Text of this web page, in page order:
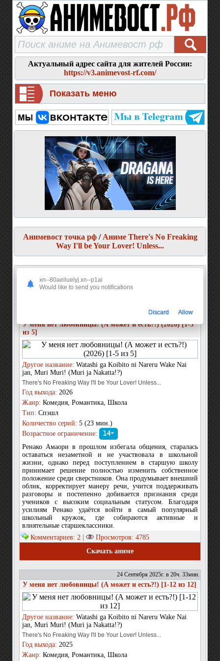
Актуальный адрес сайта для жителей России:
https://v3.animevost-rf.com/
Показать меню
Анимевост точка рф/ Аниме There's No Freaking
Way I'll be Your Lover! Unless...
АНИМЕ THERE'S NO FREAKING WAY I'LL BE
YOUR LOVER! UNLESS...
3 Января 2026г. в 16ч. 27мин.
У меня нет любовницы! (А может и есть?!) (2026) [1-5
из 5]
Другое название: Watashi ga Koibito ni Nareru Wake Nai
jan, Muri Muri! (Muri ja Nakatta!?)
There's No Freaking Way I'll be Your Lover! Unless...
Год выхода: 2026
Жанр: Комедия, Романтика, Школа
Тип: Спэшл
Количество серий: 5 (23 мин.)
Возрастное ограничение:
14+
Ренако Амаори в прошлом избегала общения, старалась
оставаться незаметной и не участвовала в школьной
жизни, однако перед поступлением в старшую школу
принимает решение полностью изменить собственное
положение среди сверстников. Она продумывает внешний
облик, корректирует манеру речи, учится поддерживать
разговоры и постепенно добивается признания среди
учеников с высоким социальным статусом. Благодаря
усилиям Ренако удаётся войти в самый популярный
школьный кружок, где собираются активные и
влиятельные старшеклассники.
Комментариев: 2 |
Просмотров: 4785
Скачать аниме
24 Сентября 2025г. в 20ч. 33мин.
У меня нет любовницы! (А может и есть?!) [1-12 из 12]
Другое название: Watashi ga Koibito ni Nareru Wake Nai
jan, Muri Muri! (Muri ja Nakatta!?)
There's No Freaking Way I'll be Your Lover! Unless...
Год выхода: 2025
Жанр: Комедия, Романтика, Школа
xn--80aeiluelyj.xn--p1ai
Would like to send you notifications
Discard Allow